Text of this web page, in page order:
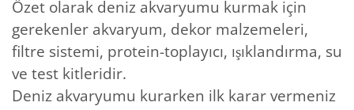
Özet olarak deniz akvaryumu kurmak için
gerekenler akvaryum, dekor malzemeleri,
filtre sistemi, protein-toplayıcı, ışıklandırma, su
ve test kitleridir.
Deniz akvaryumu kurarken ilk karar vermeniz